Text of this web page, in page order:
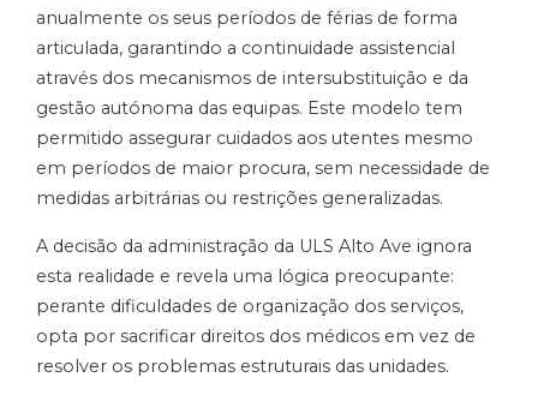
anualmente os seus períodos de férias de forma
articulada, garantindo a continuidade assistencial
através dos mecanismos de intersubstituição e da
gestão autónoma das equipas. Este modelo tem
permitido assegurar cuidados aos utentes mesmo
em períodos de maior procura, sem necessidade de
medidas arbitrárias ou restrições generalizadas.
A decisão da administração da ULS Alto Ave ignora
esta realidade e revela uma lógica preocupante:
perante dificuldades de organização dos serviços,
opta por sacrificar direitos dos médicos em vez de
resolver os problemas estruturais das unidades.